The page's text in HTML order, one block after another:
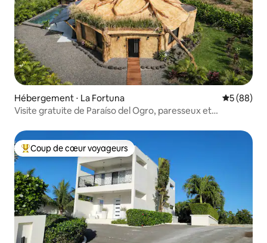
Hébergement ⋅ La Fortuna
5 (88)
Visite gratuite de Paraíso del Ogro, paresseux et
Coups de cœur voyageurs les plus appréciés
Coup de cœur voyageurs